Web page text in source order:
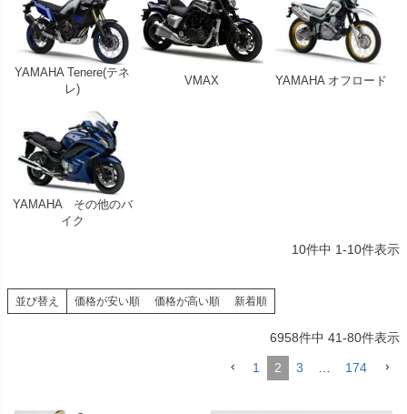
YAMAHA Tenere(テネ
レ)
VMAX YAMAHA オフロード
YAMAHA その他のバ
イク
10件中 1-10件表示
並び替え 価格が安い順 価格が高い順 新着順
6958件中 41-80件表示
1 2 3 174